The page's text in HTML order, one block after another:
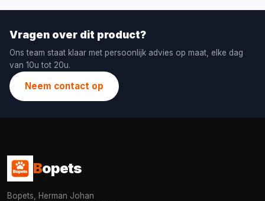
Vragen over dit product?
Ons team staat klaar met persoonlijk advies op maat, elke dag
van 10u tot 20u.
Neem contact op
Bopets
Bopets, Herman Johan